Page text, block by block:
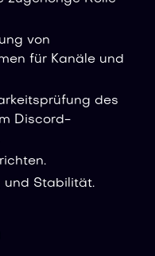
von
für Kanäle und
des
Discord-
und Stabilität.